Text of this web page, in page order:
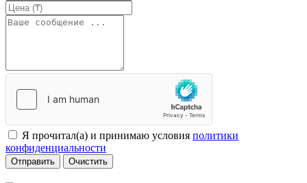
Я прочитал(а) и принимаю условия политики
конфиденциальности
Отправить Очистить